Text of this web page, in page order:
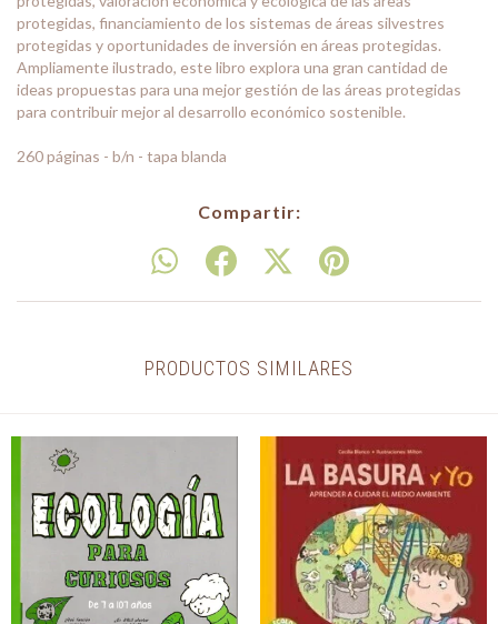
protegidas, financiamiento de los sistemas de áreas silvestres
protegidas y oportunidades de inversión en áreas protegidas.
Ampliamente ilustrado, este libro explora una gran cantidad de
ideas propuestas para una mejor gestión de las áreas protegidas
para contribuir mejor al desarrollo económico sostenible.
260 páginas - b/n - tapa blanda
Compartir:
PRODUCTOS SIMILARES